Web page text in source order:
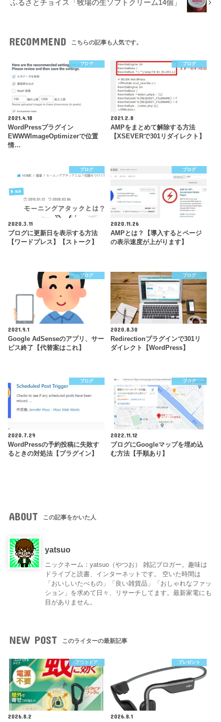
ふるさとチョイス「牧場の生ソフトクリーム14個」
RECOMMEND こちらの記事も人気です。
ブログ
2021.4.18
WordPressプラグイン
EWWWImageOptimizerで位置
情…
ブログ
2021.2.8
AMPをまとめて解除する方法
【XSEVERで301リダイレクト】
ブログ
2020.3.11
ブログに更新日を表示する方法
【ワードプレス】【ストーク】
ブログ
2020.11.26
AMPとは？【導入するとページ
の表示速度が上がります】
ブログ
2021.9.1
Google AdSenseのアプリ、サー
ビス終了【代替案はこれ】
ブログ
2020.8.30
Redirectionプラグインで301リ
ダイレクト【WordPress】
ブログ
2020.7.29
WordPressの予約投稿に失敗す
るときの対処法【プラグイン】
ブログ
2022.11.12
ブログにGoogleマップを埋め込
む方法【手順あり】
ABOUT この記事をかいた人
yatsuo
ニックネーム：yatsuo（やつお） 雑記ブロガー。趣味は
ドライブと読書、インターネットです。 空いた時間は
「おいしいたべもの」「良い雑貨品」「おしゃれなファッ
ション」を求めて日々、リサーチしてます。最新家電にも
目がありません。
NEW POST このライターの最新記事
アウトドア
2026.8.2
プレゼント
2026.8.1